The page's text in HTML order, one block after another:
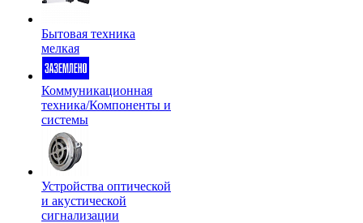
Бытовая техника
мелкая
Коммуникационная
техника/Компоненты и
системы
Устройства оптической
и акустической
сигнализации